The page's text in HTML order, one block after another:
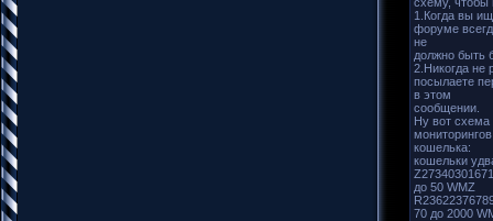
1.Когда вы
форуме
не
должно быть
2.Никогда не
посылаете
в этом
сообщении.
Ну вот схема
кошелька:
кошельки
до 50 WMZ
70 до 2000